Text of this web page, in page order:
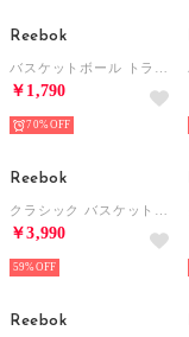
Reebok
￥1,790
70%
Reebok
￥3,990
59%
Reebok